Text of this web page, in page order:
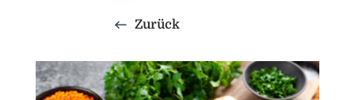
Zurück